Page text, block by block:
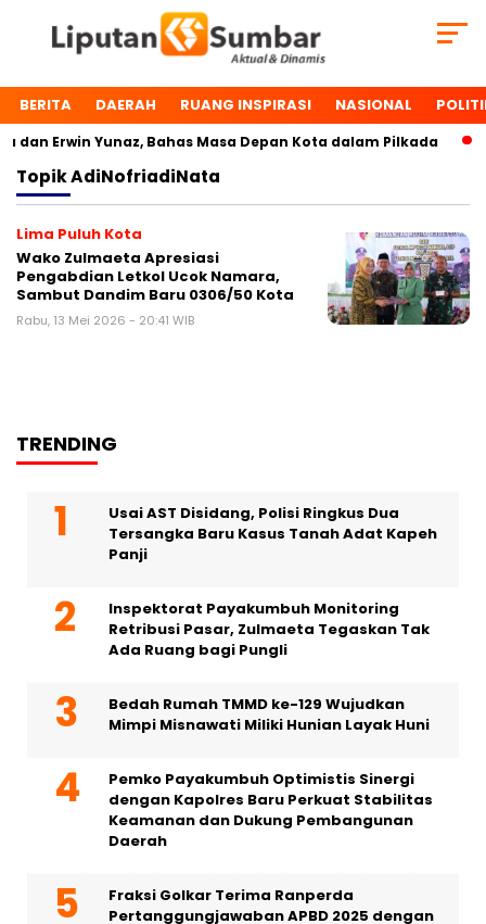
BERITA DAERAH RUANG INSPIRASI NASIONAL
Erwin Yunaz, Bahas Masa Depan Kota dalam Pilkada
TopikAdiNofriadiNata
Lima Puluh Kota
Wako Zulmaeta Apresiasi
Pengabdian Letkol Ucok Namara,
Sambut Dandim Baru 0306/50 Kota
Rabu, 13 Mei 2026 - 20:41 WIB
TRENDING
Usai AST Disidang, Polisi Ringkus Dua
Tersangka Baru Kasus Tanah Adat Kapeh
Panji
Inspektorat Payakumbuh Monitoring
Retribusi Pasar, Zulmaeta Tegaskan Tak
Ada Ruang bagi Pungli
Bedah Rumah TMMD ke-129 Wujudkan
Mimpi Misnawati Miliki Hunian Layak Huni
Pemko Payakumbuh Optimistis Sinergi
dengan Kapolres Baru Perkuat Stabilitas
Keamanan dan Dukung Pembangunan
Daerah
Fraksi Golkar Terima Ranperda
Pertanggungjawaban APBD 2025 dengan